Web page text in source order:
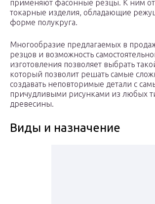
применяют фасонные резцы. К ним
токарные изделия, обладающие
форме полукруга.
Многообразие предлагаемых в
резцов и возможность
изготовления позволяет выбрать
который позволит решать самые
создавать неповторимые детали с
причудливыми рисунками из любых
древесины.
Виды и назначение